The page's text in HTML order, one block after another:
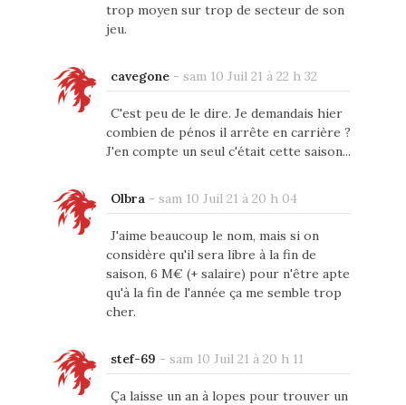
trop moyen sur trop de secteur de son
jeu.
cavegone- sam 10 Juil 21 à 22 h 32
C'est peu de le dire. Je demandais hier
combien de pénos il arrête en carrière ?
J'en compte un seul c'était cette saison...
Olbra - sam 10 Juil 21 à 20 h 04
J'aime beaucoup le nom, mais si on
considère qu'il sera libre à la fin de
saison, 6 M€ (+ salaire) pour n'être apte
qu'à la fin de l'année ça me semble trop
cher.
stef-69 - sam 10 Juil 21 à 20 h 11
Ça laisse un an à lopes pour trouver un